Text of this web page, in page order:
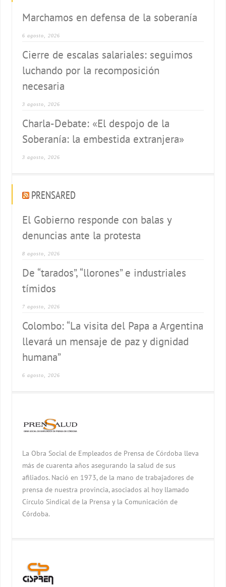
Marchamos en defensa de la soberanía
6 agosto, 2026
Cierre de escalas salariales: seguimos
luchando por la recomposición
necesaria
3 agosto, 2026
Charla-Debate: «El despojo de la
Soberanía: la embestida extranjera»
3 agosto, 2026
PRENSARED
El Gobierno responde con balas y
denuncias ante la protesta
8 agosto, 2026
De “tarados”, “llorones” e industriales
tímidos
7 agosto, 2026
Colombo: “La visita del Papa a Argentina
llevará un mensaje de paz y dignidad
humana”
6 agosto, 2026
La Obra Social de Empleados de Prensa de Córdoba lleva
más de cuarenta años asegurando la salud de sus
afiliados. Nació en 1973, de la mano de trabajadores de
prensa de nuestra provincia, asociados al hoy llamado
Círculo Sindical de la Prensa y la Comunicación de
Córdoba.